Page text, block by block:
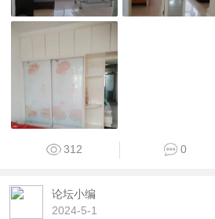
312 0
论坛小编
2024-5-1